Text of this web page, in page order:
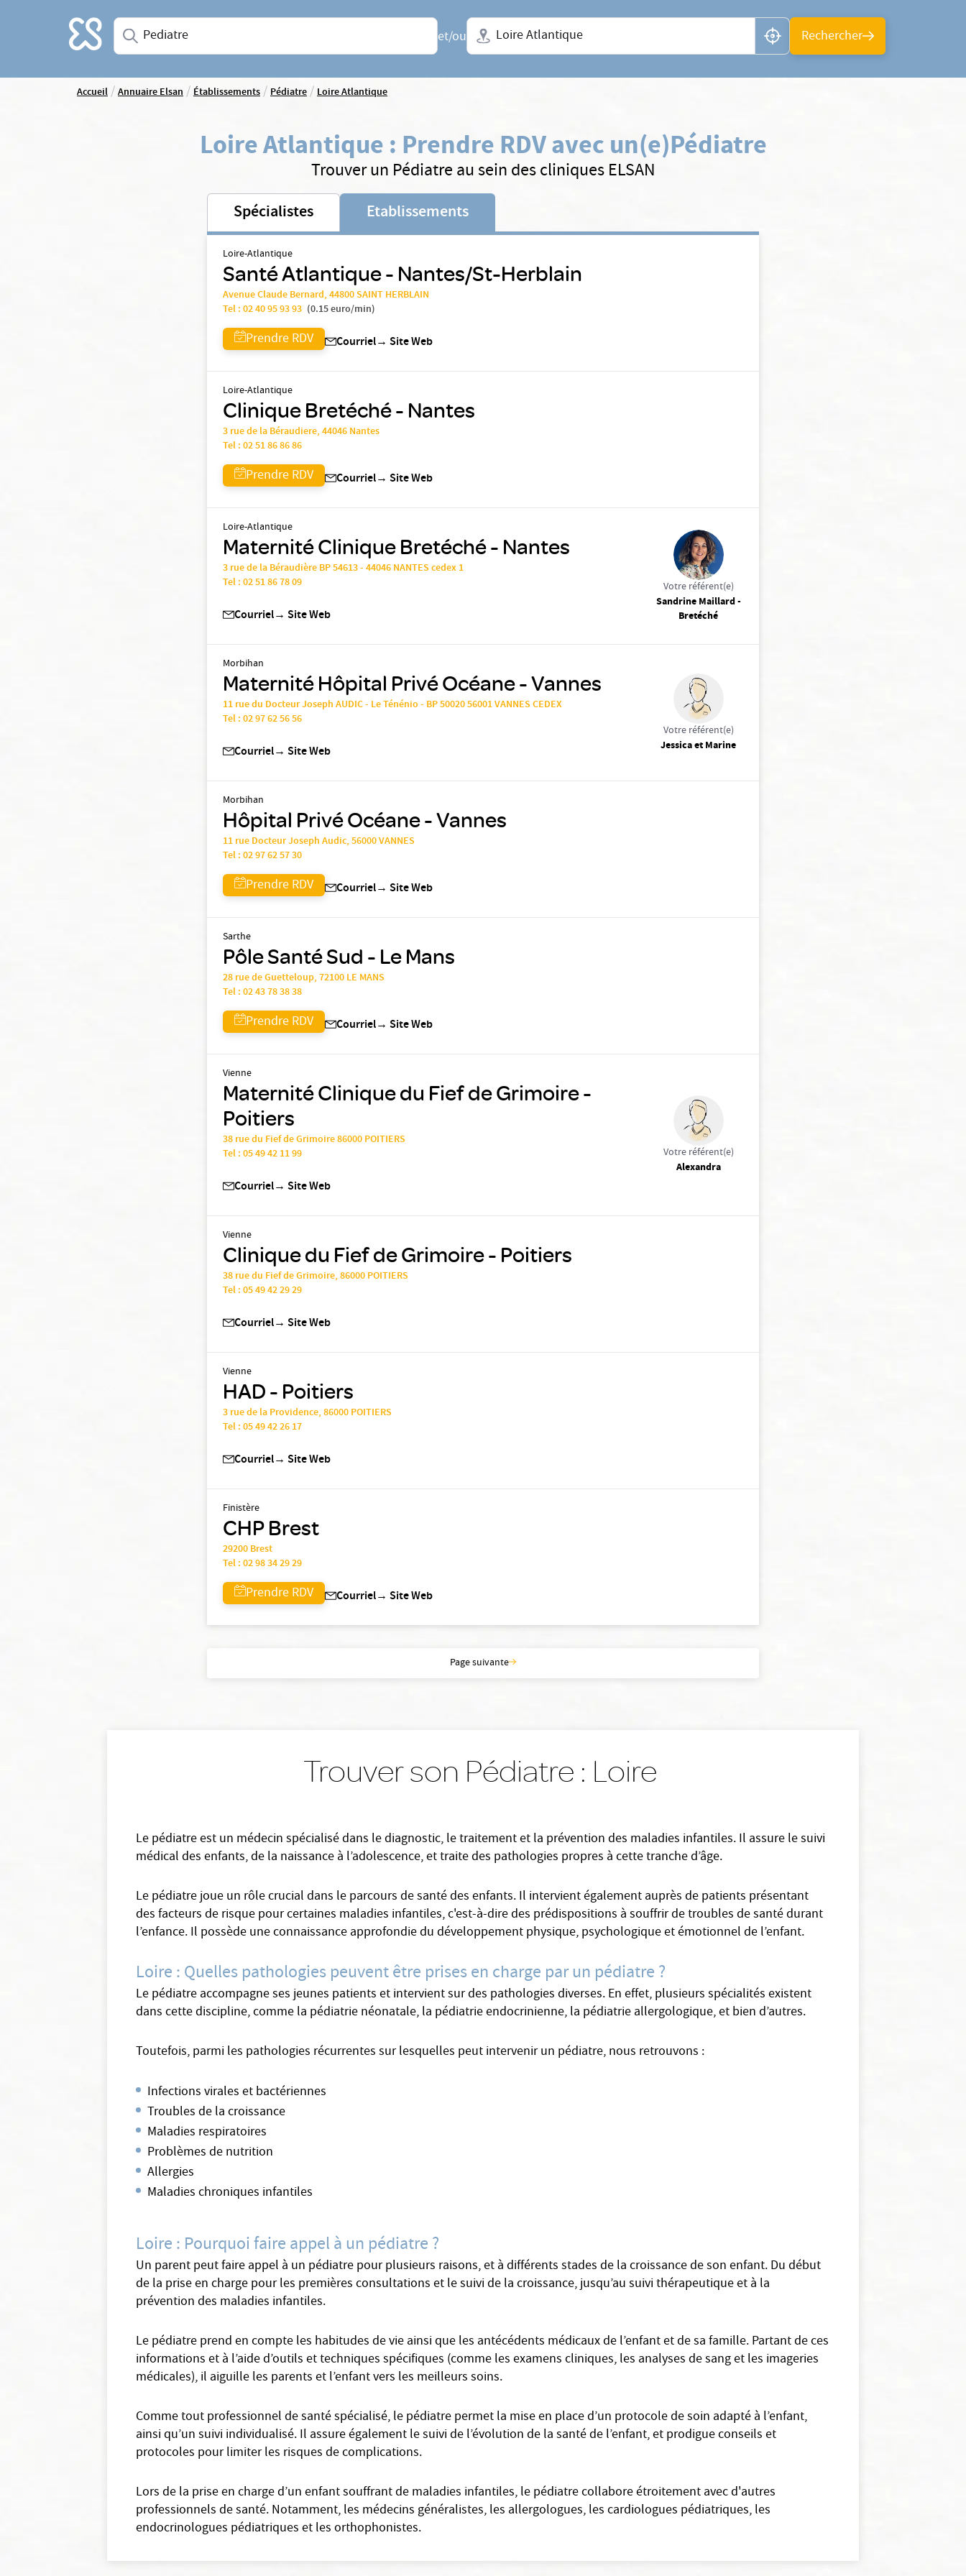
Accueil Saisissez une spécialité ou un service
et/ou
Ville + N° de département, région ou CP
Rechercher
Accueil/Annuaire Elsan/Établissements/Pédiatre/Loire Atlantique
Loire Atlantique : Prendre RDV avec un(e)Pédiatre
Trouver un Pédiatre au sein des cliniques ELSAN
Spécialistes Etablissements
Loire-Atlantique
Santé Atlantique - Nantes/St-Herblain
Avenue Claude Bernard, 44800 SAINT HERBLAIN
Tel :02 40 95 93 93 (0.15 euro/min)
Prendre RDV Courriel→ Site Web
Loire-Atlantique
Clinique Bretéché - Nantes
3 rue de la Béraudiere, 44046 Nantes
Tel :02 51 86 86 86
Prendre RDV Courriel→ Site Web
Loire-Atlantique
Maternité Clinique Bretéché - Nantes
3 rue de la Béraudière BP 54613 - 44046 NANTES cedex 1
Tel :02 51 86 78 09
Courriel→ Site Web
Votre référent(e)
Sandrine Maillard -
Bretéché
Morbihan
Maternité Hôpital Privé Océane - Vannes
11 rue du Docteur Joseph AUDIC - Le Ténénio - BP 50020 56001 VANNES CEDEX
Tel :02 97 62 56 56
Courriel→ Site Web
Votre référent(e)
Jessica et Marine
Morbihan
Hôpital Privé Océane - Vannes
11 rue Docteur Joseph Audic, 56000 VANNES
Tel :02 97 62 57 30
Prendre RDV Courriel→ Site Web
Sarthe
Pôle Santé Sud - Le Mans
28 rue de Guetteloup, 72100 LE MANS
Tel :02 43 78 38 38
Prendre RDV Courriel→ Site Web
Vienne
Maternité Clinique du Fief de Grimoire -
Poitiers
38 rue du Fief de Grimoire 86000 POITIERS
Tel :05 49 42 11 99
Courriel→ Site Web
Votre référent(e)
Alexandra
Vienne
Clinique du Fief de Grimoire - Poitiers
38 rue du Fief de Grimoire, 86000 POITIERS
Tel :05 49 42 29 29
Courriel→ Site Web
Vienne
HAD - Poitiers
3 rue de la Providence, 86000 POITIERS
Tel :05 49 42 26 17
Courriel→ Site Web
Finistère
CHP Brest
29200 Brest
Tel :02 98 34 29 29
Prendre RDV Courriel→ Site Web
Page suivante
Trouver son Pédiatre : Loire
Le pédiatre est un médecin spécialisé dans le diagnostic, le traitement et la prévention des maladies infantiles. Il assure le suivi
médical des enfants, de la naissance à l’adolescence, et traite des pathologies propres à cette tranche d’âge.
Le pédiatre joue un rôle crucial dans le parcours de santé des enfants. Il intervient également auprès de patients présentant
des facteurs de risque pour certaines maladies infantiles, c'est-à-dire des prédispositions à souffrir de troubles de santé durant
l’enfance. Il possède une connaissance approfondie du développement physique, psychologique et émotionnel de l’enfant.
Loire : Quelles pathologies peuvent être prises en charge par un pédiatre ?
Le pédiatre accompagne ses jeunes patients et intervient sur des pathologies diverses. En effet, plusieurs spécialités existent
dans cette discipline, comme la pédiatrie néonatale, la pédiatrie endocrinienne, la pédiatrie allergologique, et bien d’autres.
Toutefois, parmi les pathologies récurrentes sur lesquelles peut intervenir un pédiatre, nous retrouvons :
Infections virales et bactériennes
Troubles de la croissance
Maladies respiratoires
Problèmes de nutrition
Allergies
Maladies chroniques infantiles
Loire : Pourquoi faire appel à un pédiatre ?
Un parent peut faire appel à un pédiatre pour plusieurs raisons, et à différents stades de la croissance de son enfant. Du début
de la prise en charge pour les premières consultations et le suivi de la croissance, jusqu’au suivi thérapeutique et à la
prévention des maladies infantiles.
Le pédiatre prend en compte les habitudes de vie ainsi que les antécédents médicaux de l’enfant et de sa famille. Partant de ces
informations et à l’aide d’outils et techniques spécifiques (comme les examens cliniques, les analyses de sang et les imageries
médicales), il aiguille les parents et l’enfant vers les meilleurs soins.
Comme tout professionnel de santé spécialisé, le pédiatre permet la mise en place d’un protocole de soin adapté à l’enfant,
ainsi qu’un suivi individualisé. Il assure également le suivi de l’évolution de la santé de l’enfant, et prodigue conseils et
protocoles pour limiter les risques de complications.
Lors de la prise en charge d’un enfant souffrant de maladies infantiles, le pédiatre collabore étroitement avec d'autres
professionnels de santé. Notamment, les médecins généralistes, les allergologues, les cardiologues pédiatriques, les
endocrinologues pédiatriques et les orthophonistes.